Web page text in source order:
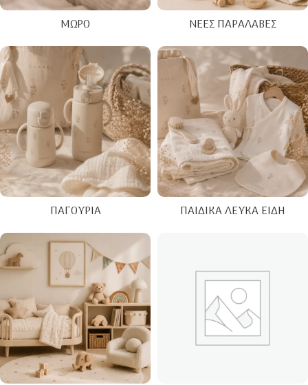
ΜΩΡΌ ΝΈΕΣ ΠΑΡΑΛΑΒΈΣ
ΠΑΓΟΎΡΙΑ ΠΑΙΔΙΚΆ ΛΕΥΚΆ ΕΊΔΗ